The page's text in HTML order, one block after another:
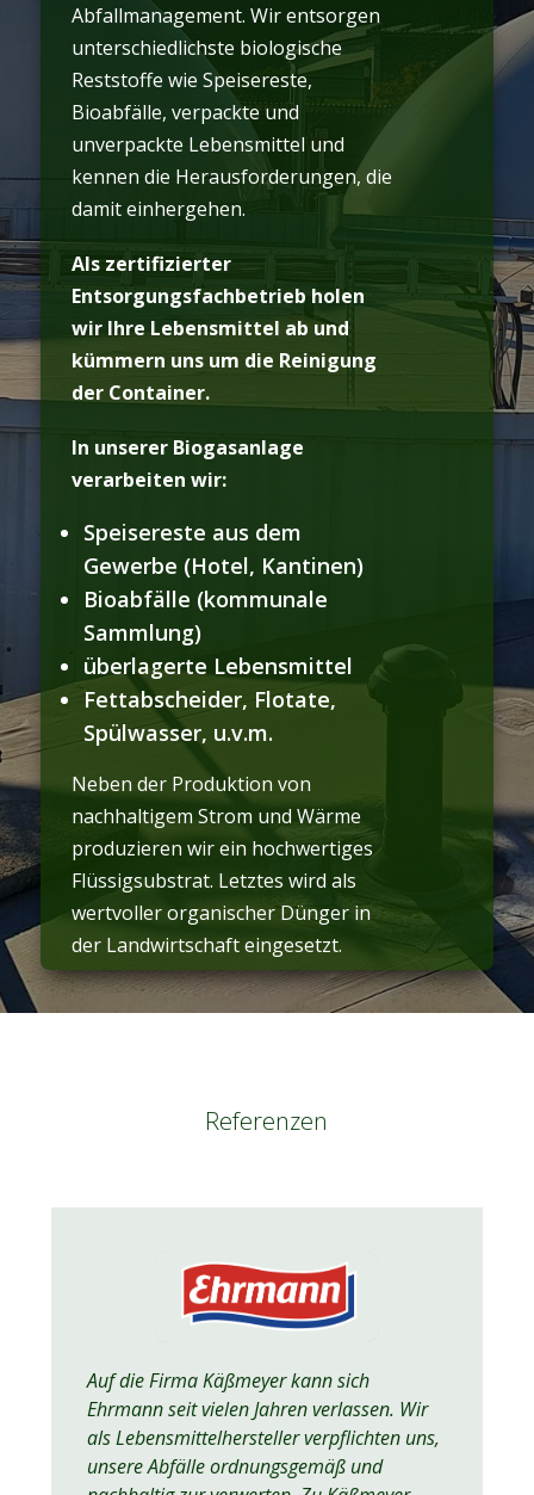
Abfallmanagement. Wir entsorgen
unterschiedlichste biologische
Reststoffe wie Speisereste,
Bioabfälle, verpackte und
unverpackte Lebensmittel und
kennen die Herausforderungen, die
damit einhergehen.
Als zertifizierter
Entsorgungsfachbetrieb holen
wir Ihre Lebensmittel ab und
kümmern uns um die Reinigung
der Container.
In unserer Biogasanlage
verarbeiten wir:
Speisereste aus dem
Gewerbe (Hotel, Kantinen)
Bioabfälle (kommunale
Sammlung)
überlagerte Lebensmittel
Fettabscheider, Flotate,
Spülwasser, u.v.m.
Neben der Produktion von
nachhaltigem Strom und Wärme
produzieren wir ein hochwertiges
Flüssigsubstrat. Letztes wird als
wertvoller organischer Dünger in
der Landwirtschaft eingesetzt.
Referenzen
Auf die Firma Käßmeyer kann sich
Ehrmann seit vielen Jahren verlassen. Wir
als Lebensmittelhersteller verpflichten uns,
unsere Abfälle ordnungsgemäß und